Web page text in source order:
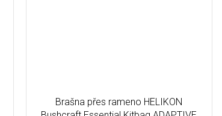
Brašna přes rameno HELIKON